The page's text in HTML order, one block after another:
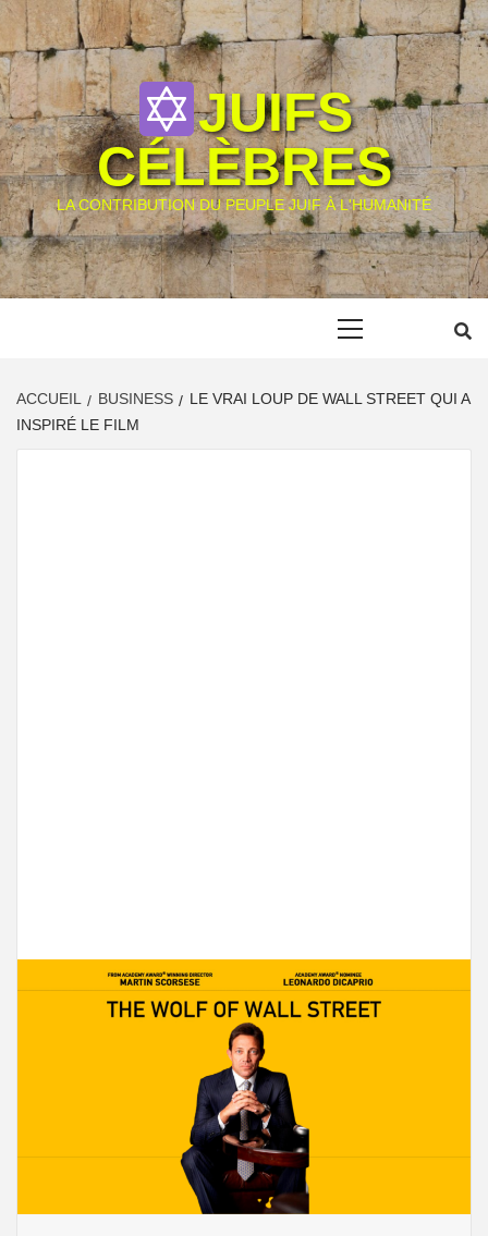
Skip
content
JUIFS
CÉLÈBRES
LA CONTRIBUTION DU PEUPLE JUIF À L'HUMANITÉ
ACCUEIL BUSINESS
LE VRAI LOUP DE WALL STREET QUI A
INSPIRÉ LE FILM